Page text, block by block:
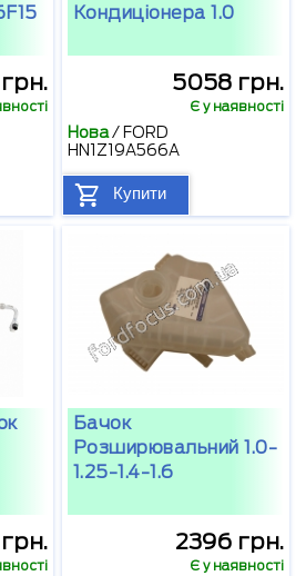
Кондиціонера 1.0
5058 грн.
Є у наявності
Нова/ FORD
HN1Z19A566A
Купити
Бачок
Розширювальний 1.0-
1.25-1.4-1.6
2396 грн.
Є у наявності